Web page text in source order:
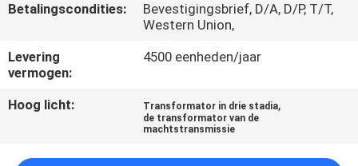
NIEUWS
VERZOEK
CITAAT
Betalingscondities:
Bevestigingsbrief, D/A, D/P, T/T,
Western Union,
Levering
vermogen:
4500 eenheden/jaar
Hoog licht: Transformator in drie stadia,
de transformator van de
machtstransmissie